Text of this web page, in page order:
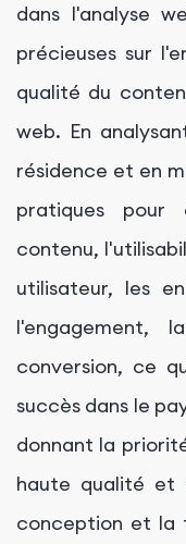
dans l'analyse
précieuses sur
qualité du
web. En
résidence et en
pratiques pour
contenu,
utilisateur, les
conversion, ce
succès dans le
donnant la
haute qualité et
conception et la